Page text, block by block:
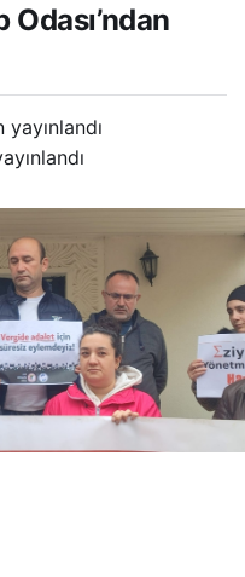
yayınlandı